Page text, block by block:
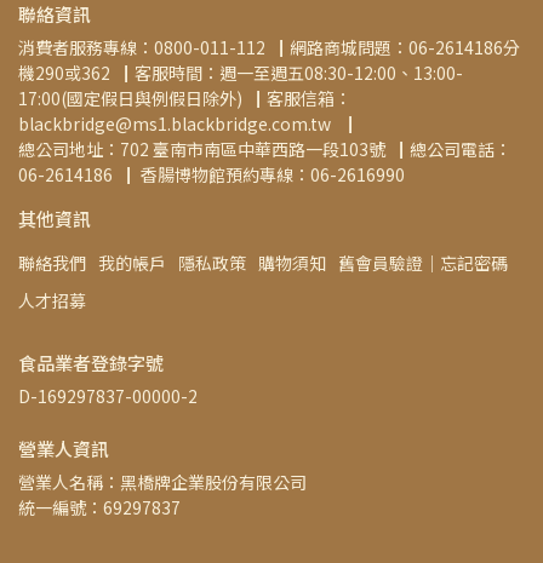
聯絡資訊
消費者服務專線：0800-011-112▕  網路商城問題：06-2614186分
機290或362▕  客服時間：週一至週五08:30-12:00、13:00-
17:00(國定假日與例假日除外)▕  客服信箱：
blackbridge@ms1.blackbridge.com.tw ▕
總公司地址：702 臺南市南區中華西路一段103號▕  總公司電話：
06-2614186▕   香腸博物館預約專線：06-2616990
其他資訊
聯絡我們 我的帳戶 隱私政策 購物須知 舊會員驗證│忘記密碼
人才招募
食品業者登錄字號
D-169297837-00000-2
營業人資訊
營業人名稱：黑橋牌企業股份有限公司
統一編號：69297837